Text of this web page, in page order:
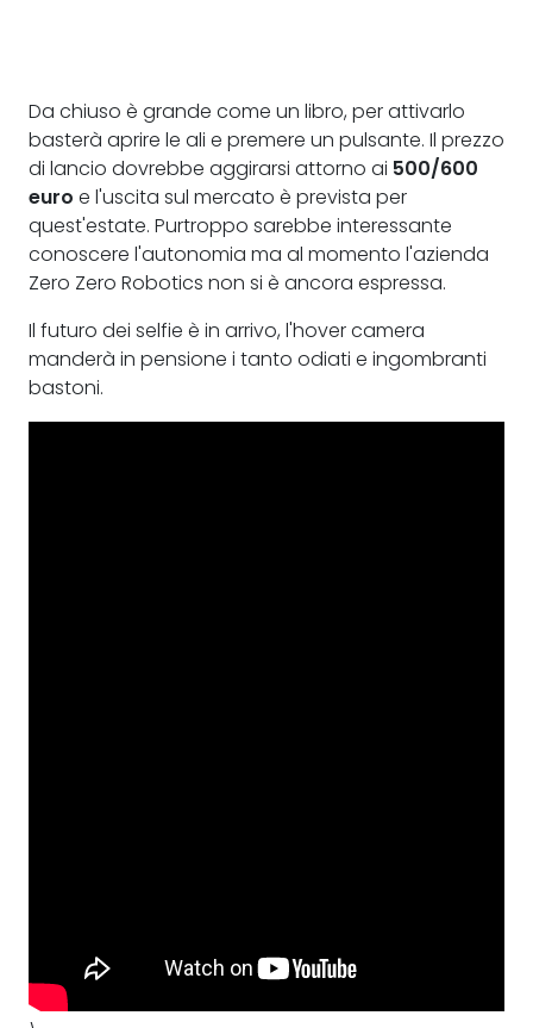
Da chiuso è grande come un libro, per attivarlo
basterà aprire le ali e premere un pulsante. Il prezzo
di lancio dovrebbe aggirarsi attorno ai 500/600
euro e l'uscita sul mercato è prevista per
quest'estate. Purtroppo sarebbe interessante
conoscere l'autonomia ma al momento l'azienda
Zero Zero Robotics non si è ancora espressa.
Il futuro dei selfie è in arrivo, l'hover camera
manderà in pensione i tanto odiati e ingombranti
bastoni.